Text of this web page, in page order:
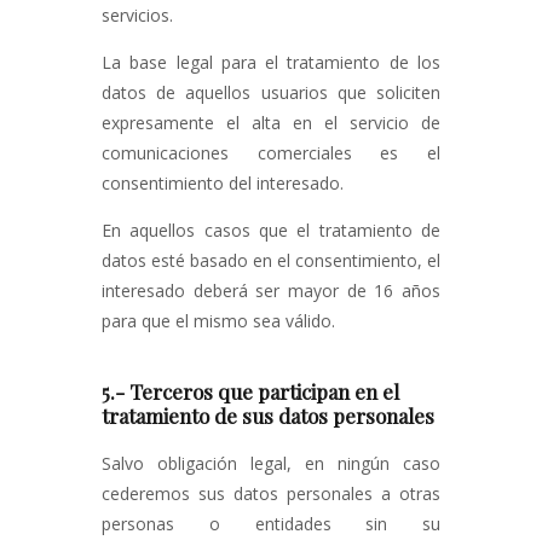
servicios.
La base legal para el tratamiento de los
datos de aquellos usuarios que soliciten
expresamente el alta en el servicio de
comunicaciones comerciales es el
consentimiento del interesado.
En aquellos casos que el tratamiento de
datos esté basado en el consentimiento, el
interesado deberá ser mayor de 16 años
para que el mismo sea válido.
5.- Terceros que participan en el
tratamiento de sus datos personales
Salvo obligación legal, en ningún caso
cederemos sus datos personales a otras
personas o entidades sin su